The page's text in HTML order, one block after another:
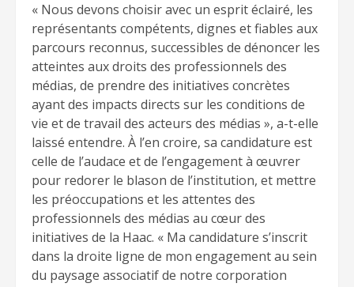
« Nous devons choisir avec un esprit éclairé, les
représentants compétents, dignes et fiables aux
parcours reconnus, successibles de dénoncer les
atteintes aux droits des professionnels des
médias, de prendre des initiatives concrètes
ayant des impacts directs sur les conditions de
vie et de travail des acteurs des médias », a-t-elle
laissé entendre. À l’en croire, sa candidature est
celle de l’audace et de l’engagement à œuvrer
pour redorer le blason de l’institution, et mettre
les préoccupations et les attentes des
professionnels des médias au cœur des
initiatives de la Haac. « Ma candidature s’inscrit
dans la droite ligne de mon engagement au sein
du paysage associatif de notre corporation